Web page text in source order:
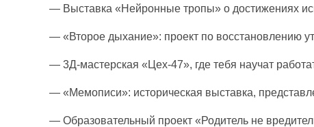
— Выставка «Нейронные тропы» о достижениях
— «Второе дыхание»: проект по восстановлению
— 3Д-мастерская «Цех-47», где тебя научат
— «Мемописи»: историческая выставка,
— Образовательный проект «Родитель не